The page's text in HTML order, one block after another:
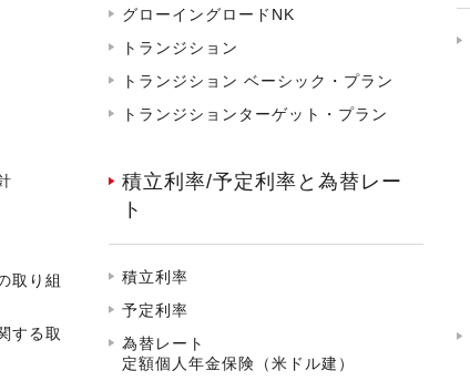
取り組
する取
グローイングロードNK
トランジション
トランジション ベーシック・プラン
トランジションターゲット・プラン
積立利率/予定利率と為替レー
ト
積立利率
予定利率
為替レート
定額個人年金保険（米ドル建）